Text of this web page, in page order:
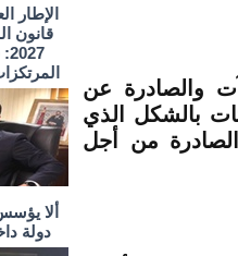
الإطار
قانون
ألا
دولة
والصادرة عن
بالشكل الذي
من أجل